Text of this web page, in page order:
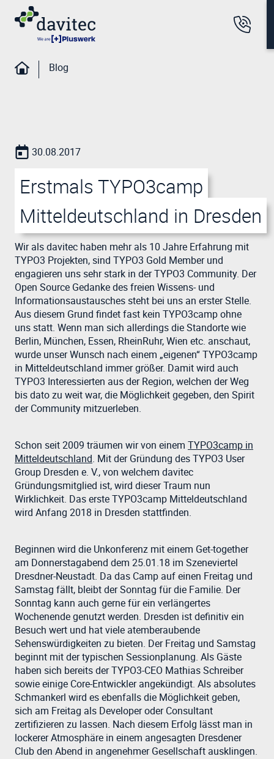
Blog
30.08.2017
Erstmals TYPO3camp
Mitteldeutschland in Dresden
Wir als davitec haben mehr als 10 Jahre Erfahrung mit
TYPO3 Projekten, sind TYPO3 Gold Member und
engagieren uns sehr stark in der TYPO3 Community. Der
Open Source Gedanke des freien Wissens- und
Informationsaustausches steht bei uns an erster Stelle.
Aus diesem Grund findet fast kein TYPO3camp ohne
uns statt. Wenn man sich allerdings die Standorte wie
Berlin, München, Essen, RheinRuhr, Wien etc. anschaut,
wurde unser Wunsch nach einem „eigenen“ TYPO3camp
in Mitteldeutschland immer größer. Damit wird auch
TYPO3 Interessierten aus der Region, welchen der Weg
bis dato zu weit war, die Möglichkeit gegeben, den Spirit
der Community mitzuerleben.
Schon seit 2009 träumen wir von einem TYPO3camp in
Mitteldeutschland. Mit der Gründung des TYPO3 User
Group Dresden e. V., von welchem davitec
Gründungsmitglied ist, wird dieser Traum nun
Wirklichkeit. Das erste TYPO3camp Mitteldeutschland
wird Anfang 2018 in Dresden stattfinden.
Beginnen wird die Unkonferenz mit einem Get-together
am Donnerstagabend dem 25.01.18 im Szeneviertel
Dresdner-Neustadt. Da das Camp auf einen Freitag und
Samstag fällt, bleibt der Sonntag für die Familie. Der
Sonntag kann auch gerne für ein verlängertes
Wochenende genutzt werden. Dresden ist definitiv ein
Besuch wert und hat viele atemberaubende
Sehenswürdigkeiten zu bieten. Der Freitag und Samstag
beginnt mit der typischen Sessionplanung. Als Gäste
haben sich bereits der TYPO3-CEO Mathias Schreiber
sowie einige Core-Entwickler angekündigt. Als absolutes
Schmankerl wird es ebenfalls die Möglichkeit geben,
sich am Freitag als Developer oder Consultant
zertifizieren zu lassen. Nach diesem Erfolg lässt man in
lockerer Atmosphäre in einem angesagten Dresdener
Club den Abend in angenehmer Gesellschaft ausklingen.